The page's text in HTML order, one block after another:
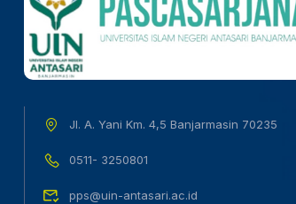
Jl. A. Yani Km. 4,5 Banjarmasin 70235
0511- 3250801
pps@uin-antasari.ac.id